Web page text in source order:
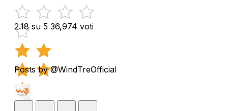
2.18 su 5 36,974 voti
Posts by @WindTreOfficial